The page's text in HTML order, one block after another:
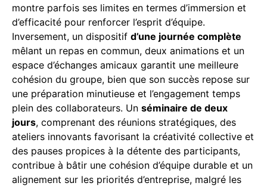
montre parfois ses limites en termes d’immersion et
d’efficacité pour renforcer l’esprit d’équipe.
Inversement, un dispositif d’une journée complète
mêlant un repas en commun, deux animations et un
espace d’échanges amicaux garantit une meilleure
cohésion du groupe, bien que son succès repose sur
une préparation minutieuse et l’engagement temps
plein des collaborateurs. Un séminaire de deux
jours, comprenant des réunions stratégiques, des
ateliers innovants favorisant la créativité collective et
des pauses propices à la détente des participants,
contribue à bâtir une cohésion d’équipe durable et un
alignement sur les priorités d’entreprise, malgré les